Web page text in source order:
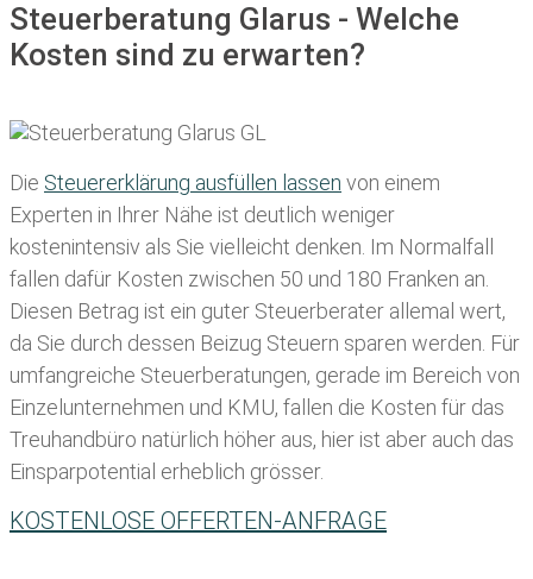
Steuerberatung Glarus - Welche
Kosten sind zu erwarten?
Die Steuererklärung ausfüllen lassen von einem
Experten in Ihrer Nähe ist deutlich weniger
kostenintensiv als Sie vielleicht denken. Im Normalfall
fallen dafür Kosten zwischen 50 und 180 Franken an.
Diesen Betrag ist ein guter Steuerberater allemal wert,
da Sie durch dessen Beizug Steuern sparen werden. Für
umfangreiche Steuerberatungen, gerade im Bereich von
Einzelunternehmen und KMU, fallen die Kosten für das
Treuhandbüro natürlich höher aus, hier ist aber auch das
Einsparpotential erheblich grösser.
KOSTENLOSE OFFERTEN-ANFRAGE